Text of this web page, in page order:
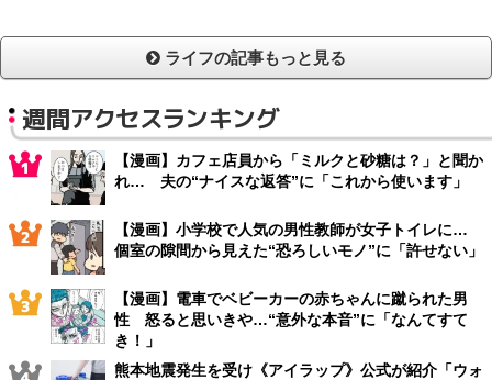
ライフの記事もっと見る
週間アクセスランキング
【漫画】カフェ店員から「ミルクと砂糖は？」と聞か
れ… 夫の“ナイスな返答”に「これから使います」
【漫画】小学校で人気の男性教師が女子トイレに…
個室の隙間から見えた“恐ろしいモノ”に「許せない」
【漫画】電車でベビーカーの赤ちゃんに蹴られた男
性 怒ると思いきや…“意外な本音”に「なんてすて
き！」
熊本地震発生を受け《アイラップ》公式が紹介「ウォ